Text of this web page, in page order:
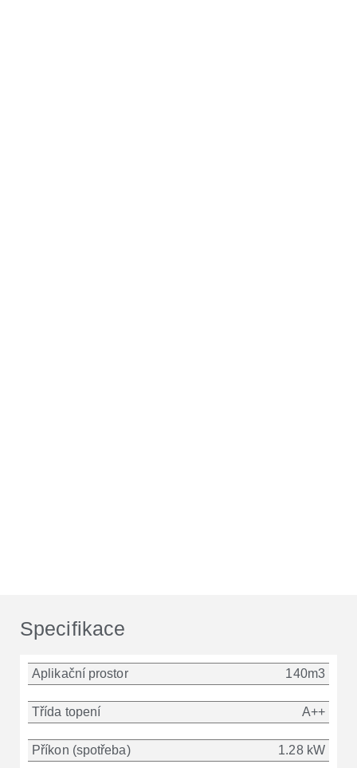
Specifikace
Aplikační prostor
Třída topení
Příkon (spotřeba)
140m3
A++
1.28 kW